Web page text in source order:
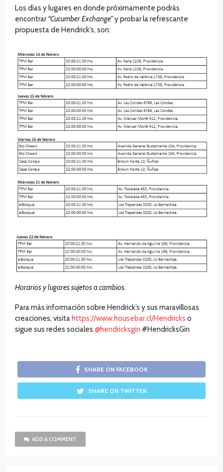
Los días y lugares en donde próximamente podrás
encontrar“Cucumber Exchange”y probar la refrescante
propuesta de Hendrick’s, son:
Horarios y lugares sujetos a cambios.
Para más información sobre Hendrick’s y sus maravillosas
creaciones, visita https://www.housebar.cl/Hendricks o
sigue sus redes sociales @hendricksgin #HendricksGin
SHARE ON FACEBOOK
SHARE ON TWITTER
ADD A COMMENT